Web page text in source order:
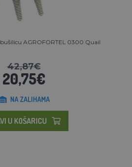
AGROFORTEL 0300 Quail
42,87€
20,75€
NA ZALIHAMA
U KOŠARICU